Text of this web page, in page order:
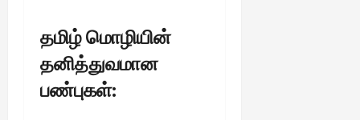
தமிழ் மொழியின்
தனித்துவமான
பண்புகள்: